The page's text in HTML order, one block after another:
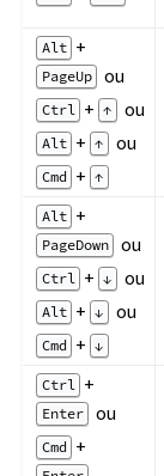
Alt +
PageUp ou
Ctrl + ↑ ou
Alt + ↑ ou
Cmd + ↑
Alt +
PageDown ou
Ctrl + ↓ ou
Alt + ↓ ou
Cmd + ↓
Ctrl +
Enter ou
Cmd +